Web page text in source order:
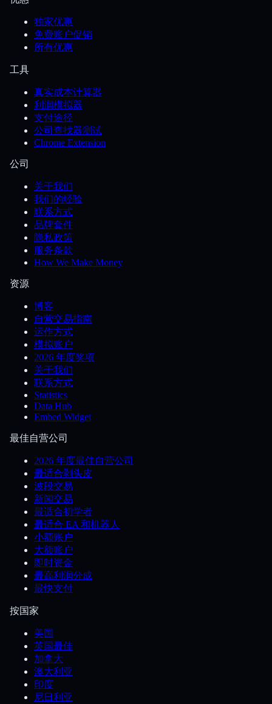
独家优惠
免费账户促销
所有优惠
工具
真实成本计算器
利润模拟器
支付途径
公司查找器测试
Chrome Extension
公司
关于我们
我们的经验
联系方式
品牌套件
隐私政策
服务条款
How We Make Money
资源
博客
自营交易指南
运作方式
模拟账户
2026 年度奖项
关于我们
联系方式
Statistics
Data Hub
Embed Widget
最佳自营公司
2026 年度最佳自营公司
最适合剥头皮
波段交易
新闻交易
最适合初学者
最适合 EA 和机器人
小额账户
大额账户
即时资金
最高利润分成
最快支付
按国家
美国
英国最佳
加拿大
澳大利亚
印度
尼日利亚